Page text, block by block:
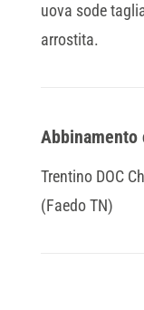
uova sode
arrostita.
Trentino DOC
(Faedo TN)